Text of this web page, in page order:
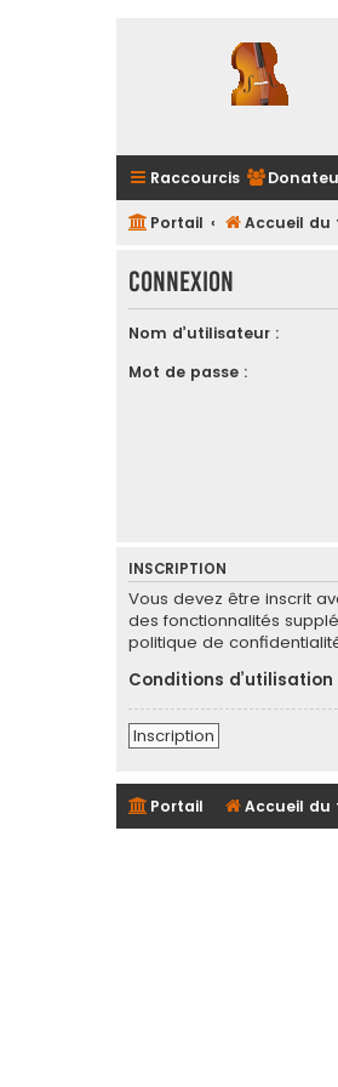
Raccourcis
Portail Accueil du
Connexion
Nom d’utilisateur :
Mot de passe :
INSCRIPTION
Vous devez être inscrit
des fonctionnalités
politique de
Conditions d’utilisation
Inscription
Portail Accueil du